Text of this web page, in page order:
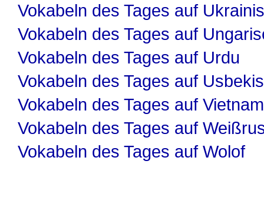
Vokabeln des Tages auf
Vokabeln des Tages auf
Vokabeln des Tages auf Urdu
Vokabeln des Tages auf
Vokabeln des Tages auf
Vokabeln des Tages auf
Vokabeln des Tages auf Wolof